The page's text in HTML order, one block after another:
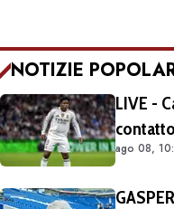
NOTIZIE
LIVE -
Endrick
ago 08,